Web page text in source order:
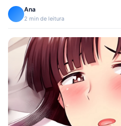
Ana
2 min de leitura